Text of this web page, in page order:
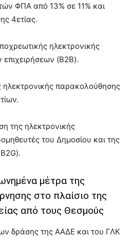
ΦΠΑ από 13% σε 11% και
4ετίας.
ηλεκτρονικής
(B2B).
ηλεκτρονικής παρακολούθησης
της ηλεκτρονικής
του Δημοσίου και της
μέτρα της
στο πλαίσιο της
από τους Θεσμούς
δράσης της ΑΑΔΕ και του ΓΛΚ